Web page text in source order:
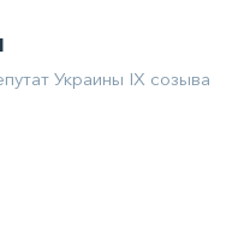
Украины IX созыва